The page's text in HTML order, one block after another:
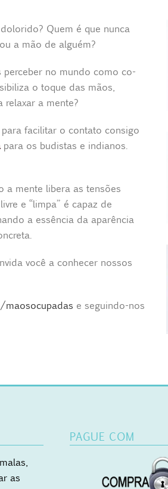
Quem é que nunca
a mão de alguém?
no mundo como co-
o toque das mãos,
a mente?
facilitar o contato consigo
para os budistas e indianos.
a mente libera as tensões
e “limpa” é capaz de
a essência da aparência
você a conhecer nossos
maosocupadase seguindo-nos
as
PAGUE COM